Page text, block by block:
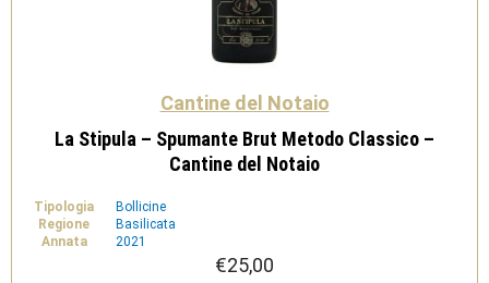
Cantine del Notaio
La Stipula – Spumante Brut Metodo Classico –
Cantine del Notaio
Tipologia
Bollicine
Regione
Basilicata
Annata
2021
€25,00